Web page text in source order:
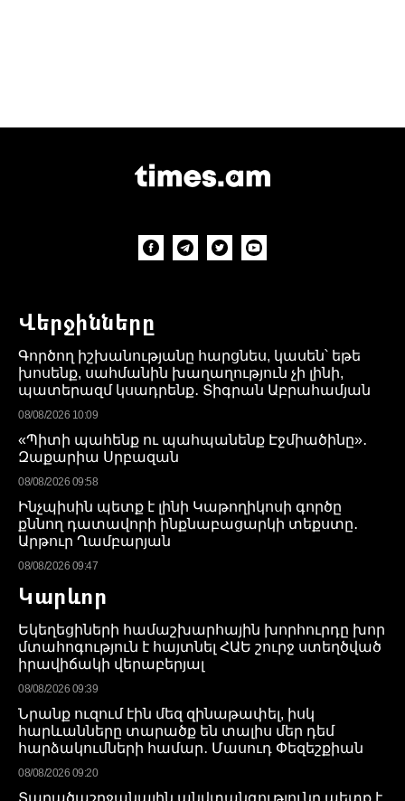
Վերջինները
Գործող իշխանությանը հարցնես, կասեն՝ եթե
խոսենք, սահմանին խաղաղություն չի լինի,
պատերազմ կսադրենք․ Տիգրան Աբրահամյան
08/08/2026 10:09
«Պիտի պահենք ու պահպանենք Էջմիածինը»․
Զաքարիա Սրբազան
08/08/2026 09:58
Ինչպիսին պետք է լինի Կաթողիկոսի գործը
քննող դատավորի ինքնաբացարկի տեքստը․
Արթուր Ղամբարյան
08/08/2026 09:47
Կարևոր
Եկեղեցիների համաշխարհային խորհուրդը խոր
մտահոգություն է հայտնել ՀԱԵ շուրջ ստեղծված
իրավիճակի վերաբերյալ
08/08/2026 09:39
Նրանք ուզում էին մեզ զինաթափել, իսկ
հարևանները տարածք են տալիս մեր դեմ
հարձակումների համար․ Մասուդ Փեզեշքիան
08/08/2026 09:20
Տարածաշրջանային անվտանգությունը պետք է